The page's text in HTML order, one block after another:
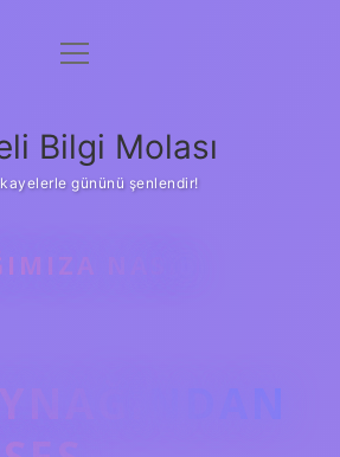
Anasayfa
Yasal Uyarı
menüyü
Bilgi Molası
gününü şenlendir!
NASIL